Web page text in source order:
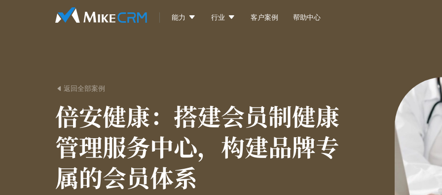
能力  行业  客户案例 帮助中心
 返回全部案例
倍安健康： 搭建会员制健康
管理服务中心，构建品牌专
属的会员体系